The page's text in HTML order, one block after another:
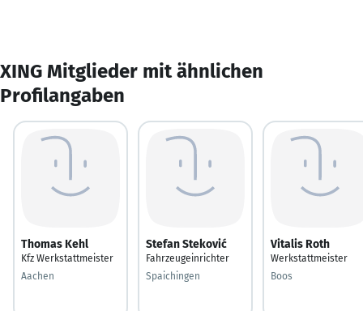
XING Mitglieder mit ähnlichen
Profilangaben
Thomas Kehl
Kfz Werkstattmeister
Aachen
Stefan Steković
Fahrzeugeinrichter
Spaichingen
Vitalis Roth
Werkstattmeister
Boos